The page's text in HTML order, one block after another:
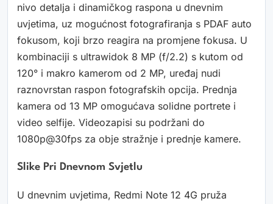
nivo detalja i dinamičkog raspona u dnevnim
uvjetima, uz mogućnost fotografiranja s PDAF auto
fokusom, koji brzo reagira na promjene fokusa. U
kombinaciji s ultrawidok 8 MP (f/2.2) s kutom od
120° i makro kamerom od 2 MP, uređaj nudi
raznovrstan raspon fotografskih opcija. Prednja
kamera od 13 MP omogućava solidne portrete i
video selfije. Videozapisi su podržani do
1080p@30fps za obje stražnje i prednje kamere.
Slike Pri Dnevnom Svjetlu
U dnevnim uvjetima, Redmi Note 12 4G pruža